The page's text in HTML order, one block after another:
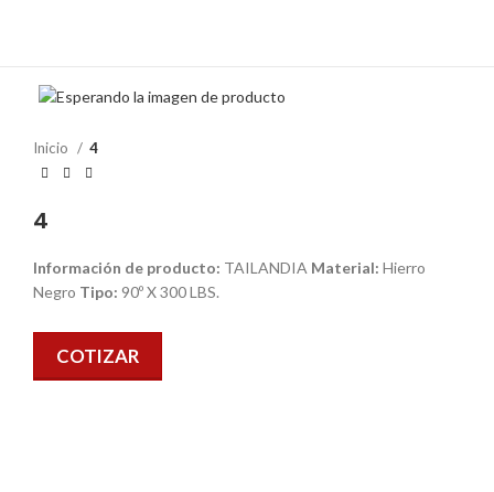
Inicio 4
4
Información de producto: TAILANDIA Material: Hierro
Negro Tipo: 90º X 300 LBS.
COTIZAR